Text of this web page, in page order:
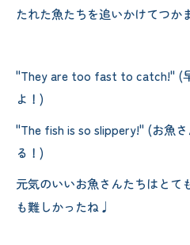
たれた魚たちを追いかけてつか
"They are too fast to catch!" (
よ！)
"The fish is so slippery!" (お魚
る！)
元気のいいお魚さんたちはとて
も難しかったね♩